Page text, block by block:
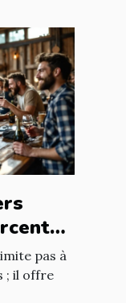
?
pas à
; il offre